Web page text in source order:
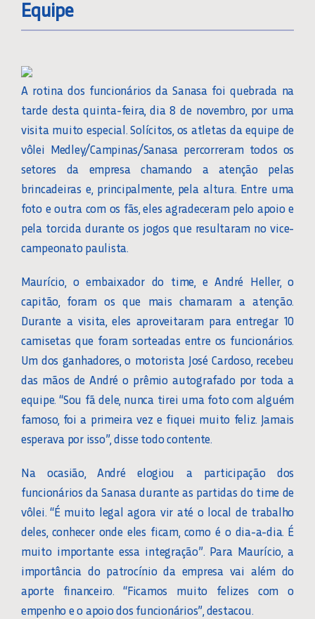
Equipe
A rotina dos funcionários da Sanasa foi quebrada na
tarde desta quinta-feira, dia 8 de novembro, por uma
visita muito especial. Solícitos, os atletas da equipe de
vôlei Medley/Campinas/Sanasa percorreram todos os
setores da empresa chamando a atenção pelas
brincadeiras e, principalmente, pela altura. Entre uma
foto e outra com os fãs, eles agradeceram pelo apoio e
pela torcida durante os jogos que resultaram no vice-
campeonato paulista.
Maurício, o embaixador do time, e André Heller, o
capitão, foram os que mais chamaram a atenção.
Durante a visita, eles aproveitaram para entregar 10
camisetas que foram sorteadas entre os funcionários.
Um dos ganhadores, o motorista José Cardoso, recebeu
das mãos de André o prêmio autografado por toda a
equipe. “Sou fã dele, nunca tirei uma foto com alguém
famoso, foi a primeira vez e fiquei muito feliz. Jamais
esperava por isso”, disse todo contente.
Na ocasião, André elogiou a participação dos
funcionários da Sanasa durante as partidas do time de
vôlei. “É muito legal agora vir até o local de trabalho
deles, conhecer onde eles ficam, como é o dia-a-dia. É
muito importante essa integração”. Para Maurício, a
importância do patrocínio da empresa vai além do
aporte financeiro. “Ficamos muito felizes com o
empenho e o apoio dos funcionários”, destacou.